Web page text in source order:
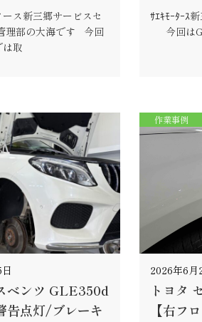
ス新三郷サービスセ
理部の大海です 今回
は取
ｻｴｷﾓｰﾀｰｽ
今回はG
ベンツ GLE350d
告点灯/ブレーキ
作業事例
2026年6月
トヨタ
【右フ